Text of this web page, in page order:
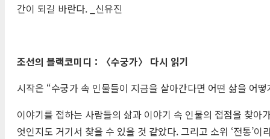
간이 되길 바란다. _신유진
조선의 블랙코미디 ：〈수궁가〉 다시 읽기
시작은 “수궁가 속 인물들이 지금을 살아간다면 어떤 삶을 어
이야기를 접하는 사람들의 삶과 이야기 속 인물의 접점을 찾
엇인지도 거기서 찾을 수 있을 것 같았다. 그리고 소위 ‘전통’